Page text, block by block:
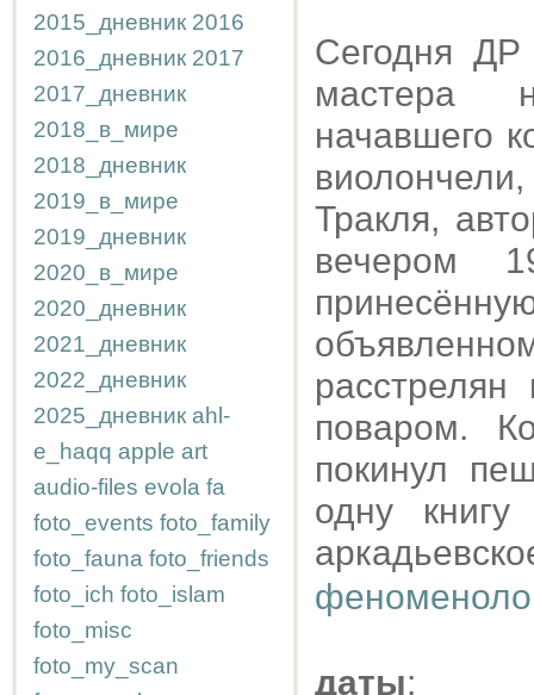
2015_дневник 2016
2016_дневник 2017
2017_дневник
2018_в_мире
2018_дневник
2019_в_мире
2019_дневник
2020_в_мире
2020_дневник
2021_дневник
2022_дневник
2025_дневник ahl-
e_haqq apple art
audio-files evola fa
foto_events foto_family
foto_fauna foto_friends
foto_ich foto_islam
foto_misc
foto_my_scan
Сегодня
мастера
начавшего
Тракля,
вечером
поваром.
покинул
одну
даты: